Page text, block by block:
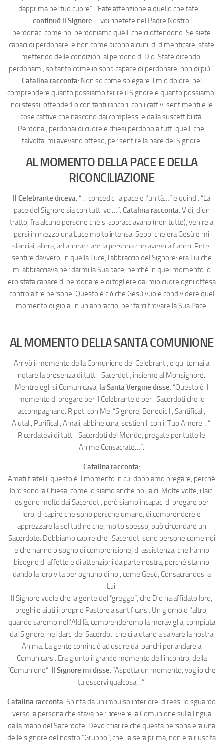
dapprima nel tuo cuore”. “Fate attenzione a quello che fate –
continuò il Signore – voi ripetete nel Padre Nostro:
perdonaci come noi perdoniamo quelli che ci offendono. Se siete
capaci di perdonare, e non come dicono alcuni, di dimenticare, state
mettendo delle condizioni al perdono di Dio. State dicendo:
perdonami, soltanto come io sono capace di perdonare, non di più”.
Catalina racconta: Non so come spiegare il mio dolore, nel
comprendere quanto possiamo ferire il Signore e quanto possiamo,
noi stessi, offenderLo con tanti rancori, con i cattivi sentimenti e le
cose cattive che nascono dai complessi e dalla suscettibilità.
Perdonai, perdonai di cuore e chiesi perdono a tutti quelli che,
talvolta, mi avevano offeso, per sentire la pace del Signore.
AL MOMENTO DELLA PACE E DELLA
RICONCILIAZIONE
Il Celebrante diceva: “… concedici la pace e l’unità…” e quindi: “La
pace del Signore sia con tutti voi…”. Catalina racconta: Vidi, d’un
tratto, fra alcune persone che si abbracciavano (non tutte), venire a
porsi in mezzo una Luce molto intensa. Seppi che era Gesù e mi
slanciai, allora, ad abbracciare la persona che avevo a fianco. Potei
sentire davvero, in quella Luce, l’abbraccio del Signore: era Lui che
mi abbracciava per darmi la Sua pace, perché in quel momento io
ero stata capace di perdonare e di togliere dal mio cuore ogni offesa
contro altre persone. Questo è ciò che Gesù vuole condividere quel
momento di gioia, in un abbraccio, per farci trovare la Sua Pace.
AL MOMENTO DELLA SANTA COMUNIONE
Arrivò il momento della Comunione dei Celebranti, e qui tornai a
notare la presenza di tutti i Sacerdoti, insieme al Monsignore.
Mentre egli si Comunicava, la Santa Vergine disse: “Questo è il
momento di pregare per il Celebrante e per i Sacerdoti che lo
accompagnano. Ripeti con Me: “Signore, Benedicili, Santificali,
Aiutali, Purificali, Amali, abbine cura, sostienili con il Tuo Amore…”.
Ricordatevi di tutti i Sacerdoti del Mondo, pregate per tutte le
Anime Consacrate…”.
Catalina racconta:
Amati fratelli, questo è il momento in cui dobbiamo pregare, perché
loro sono la Chiesa, come lo siamo anche noi laici. Molte volte, i laici
esigono molto dai Sacerdoti, però siamo incapaci di pregare per
loro, di capire che sono persone umane, di comprendere e
apprezzare la solitudine che, molto spesso, può circondare un
Sacerdote. Dobbiamo capire che i Sacerdoti sono persone come noi
e che hanno bisogno di comprensione, di assistenza, che hanno
bisogno di affetto e di attenzioni da parte nostra, perché stanno
dando la loro vita per ognuno di noi, come Gesù, Consacrandosi a
Lui.
Il Signore vuole che la gente del “gregge”, che Dio ha affidato loro,
preghi e aiuti il proprio Pastore a santificarsi. Un giorno o l’altro,
quando saremo nell’Aldilà, comprenderemo la meraviglia, compiuta
dal Signore, nel darci dei Sacerdoti che ci aiutano a salvare la nostra
Anima. La gente cominciò ad uscire dai banchi per andare a
Comunicarsi. Era giunto il grande momento dell’incontro, della
“Comunione”. Il Signore mi disse: “Aspetta un momento, voglio che
tu osservi qualcosa…”.
Catalina racconta: Spinta da un impulso interiore, diressi lo sguardo
verso la persona che stava per ricevere la Comunione sulla lingua
dalla mano del Sacerdote. Devo chiarire che questa persona era una
delle signore del nostro “Gruppo”, che, la sera prima, non era riuscita